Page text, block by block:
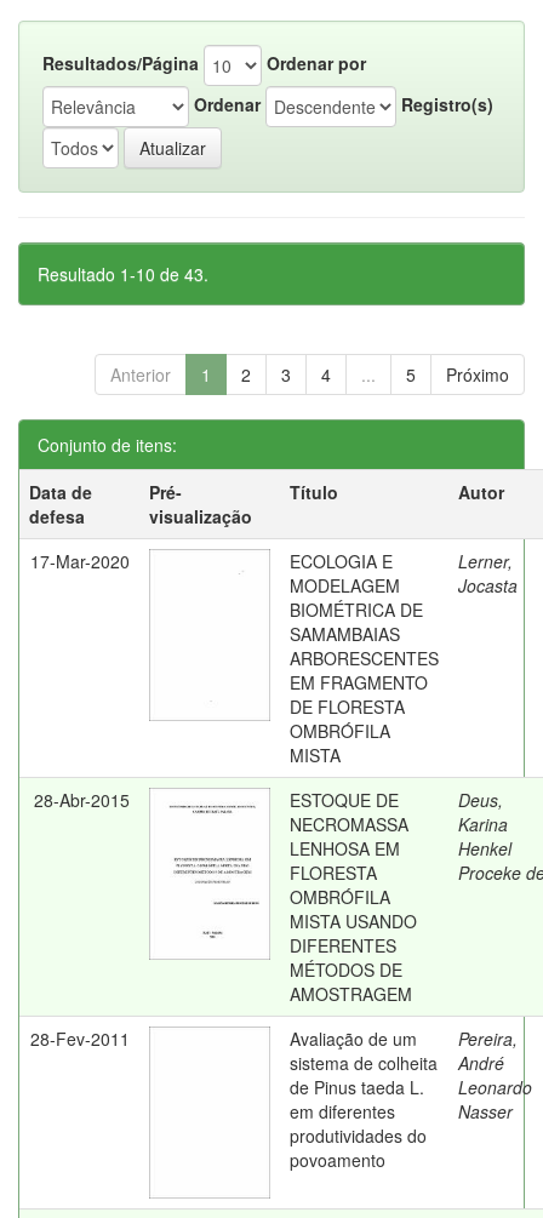
Resultados/Página
Ordenar por
Ordenar
Registro(s)
Resultado 1-10 de 43.
Anterior 1 2 3 4 ... 5 Próximo
Conjunto de itens:
Data de
defesa
Pré-
visualização
Título Autor
17-Mar-2020
ECOLOGIA E
MODELAGEM
BIOMÉTRICA DE
SAMAMBAIAS
ARBORESCENTES
EM FRAGMENTO
DE FLORESTA
OMBRÓFILA
MISTA
Lerner,
Jocasta
28-Abr-2015
ESTOQUE DE
NECROMASSA
LENHOSA EM
FLORESTA
OMBRÓFILA
MISTA USANDO
DIFERENTES
MÉTODOS DE
AMOSTRAGEM
Deus,
Karina
Henkel
Proceke
28-Fev-2011
Avaliação de um
sistema de colheita
de Pinus taeda L.
em diferentes
produtividades do
povoamento
Pereira,
André
Leonardo
Nasser